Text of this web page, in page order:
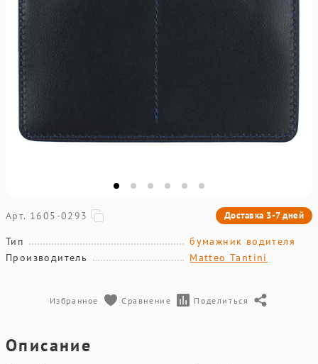
Арт. 1605-0293 Доставка 3-7 дней
Тип
бумажник водителя
Производитель
Matteo Tantini
Избранное Сравнение Поделиться
Описание